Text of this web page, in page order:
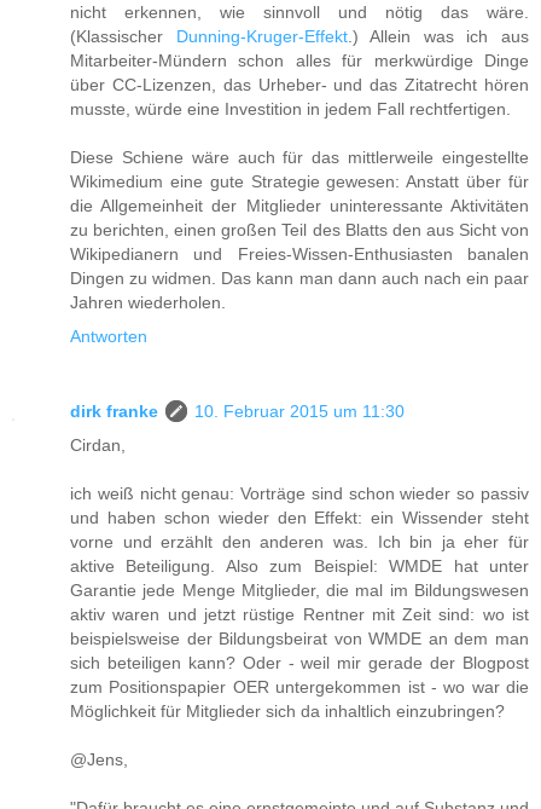
nicht erkennen, wie sinnvoll und nötig das wäre.
(Klassischer Dunning-Kruger-Effekt.) Allein was ich aus
Mitarbeiter-Mündern schon alles für merkwürdige Dinge
über CC-Lizenzen, das Urheber- und das Zitatrecht hören
musste, würde eine Investition in jedem Fall rechtfertigen.
Diese Schiene wäre auch für das mittlerweile eingestellte
Wikimedium eine gute Strategie gewesen: Anstatt über für
die Allgemeinheit der Mitglieder uninteressante Aktivitäten
zu berichten, einen großen Teil des Blatts den aus Sicht von
Wikipedianern und Freies-Wissen-Enthusiasten banalen
Dingen zu widmen. Das kann man dann auch nach ein paar
Jahren wiederholen.
Antworten
dirk franke
10. Februar 2015 um 11:30
Cirdan,
ich weiß nicht genau: Vorträge sind schon wieder so passiv
und haben schon wieder den Effekt: ein Wissender steht
vorne und erzählt den anderen was. Ich bin ja eher für
aktive Beteiligung. Also zum Beispiel: WMDE hat unter
Garantie jede Menge Mitglieder, die mal im Bildungswesen
aktiv waren und jetzt rüstige Rentner mit Zeit sind: wo ist
beispielsweise der Bildungsbeirat von WMDE an dem man
sich beteiligen kann? Oder - weil mir gerade der Blogpost
zum Positionspapier OER untergekommen ist - wo war die
Möglichkeit für Mitglieder sich da inhaltlich einzubringen?
@Jens,